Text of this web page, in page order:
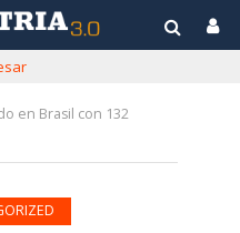
en Brasil con 132